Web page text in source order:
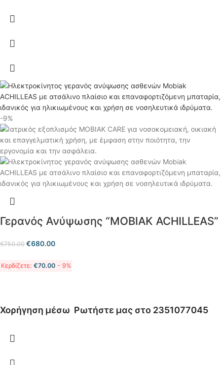
-9%
Γερανός Ανύψωσης “MΟΒΙΑΚ ACHILLEAS”
€750.00 €680.00
Κερδίζετε: €70.00 - 9%
Χορήγηση μέσω Ρωτήστε μας στο 2351077045